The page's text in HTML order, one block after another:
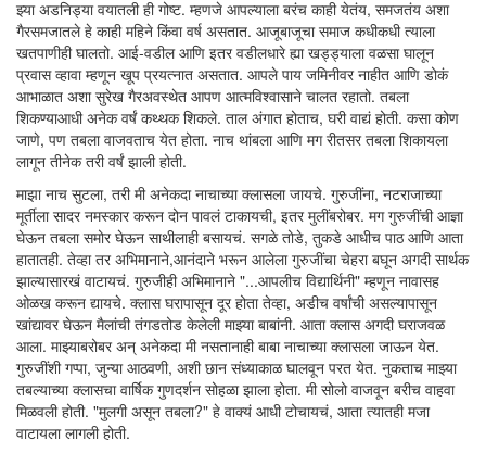
झ्या अडनिड्या वयातली ही गोष्ट. म्हणजे आपल्याला बरंच काही येतंय, समजतंय अशा
गैरसमजातले हे काही महिने किंवा वर्ष असतात. आजूबाजूचा समाज कधीकधी त्याला
खतपाणीही घालतो. आई-वडील आणि इतर वडीलधारे ह्या खड्ड्याला वळसा घालून
प्रवास व्हावा म्हणून खूप प्रयत्नात असतात. आपले पाय जमिनीवर नाहीत आणि डोकं
आभाळात अशा सुरेख गैरअवस्थेत आपण आत्मविश्वासाने चालत रहातो. तबला
शिकण्याआधी अनेक वर्षं कथ्थक शिकले. ताल अंगात होताच, घरी वाद्यं होती. कसा कोण
जाणे, पण तबला वाजवताच येत होता. नाच थांबला आणि मग रीतसर तबला शिकायला
लागून तीनेक तरी वर्षं झाली होती.
माझा नाच सुटला, तरी मी अनेकदा नाचाच्या क्लासला जायचे. गुरुजींना, नटराजाच्या
मूर्तीला सादर नमस्कार करून दोन पावलं टाकायची, इतर मुलींबरोबर. मग गुरुजींची आज्ञा
घेऊन तबला समोर घेऊन साथीलाही बसायचं. सगळे तोडे, तुकडे आधीच पाठ आणि आता
हातातही. तेव्हा तर अभिमानाने,आनंदाने भरून आलेला गुरुजींचा चेहरा बघून अगदी सार्थक
झाल्यासारखं वाटायचं. गुरुजीही अभिमानाने "...आपलीच विद्यार्थिनी" म्हणून नावासह
ओळख करून द्यायचे. क्लास घरापासून दूर होता तेव्हा, अडीच वर्षांची असल्यापासून
खांद्यावर घेऊन मैलांची तंगडतोड केलेली माझ्या बाबांनी. आता क्लास अगदी घराजवळ
आला. माझ्याबरोबर अन् अनेकदा मी नसतानाही बाबा नाचाच्या क्लासला जाऊन येत.
गुरुजींशी गप्पा, जुन्या आठवणी, अशी छान संध्याकाळ घालवून परत येत. नुकताच माझ्या
तबल्याच्या क्लासचा वार्षिक गुणदर्शन सोहळा झाला होता. मी सोलो वाजवून बरीच वाहवा
मिळवली होती. "मुलगी असून तबला?" हे वाक्यं आधी टोचायचं, आता त्यातही मजा
वाटायला लागली होती.